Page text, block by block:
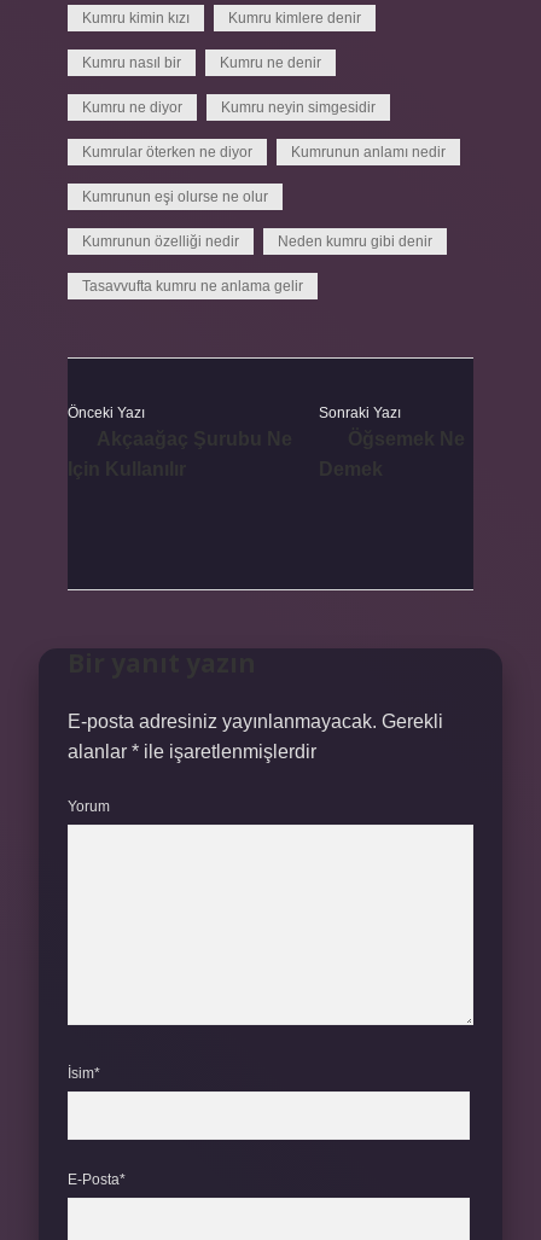
Kumru kimin kızı Kumru kimlere denir
Kumru nasıl bir Kumru ne denir
Kumru ne diyor Kumru neyin simgesidir
Kumrular öterken ne diyor Kumrunun anlamı nedir
Kumrunun eşi olurse ne olur
Kumrunun özelliği nedir Neden kumru gibi denir
Tasavvufta kumru ne anlama gelir
Önceki Yazı Sonraki Yazı
E-posta adresiniz yayınlanmayacak. Gerekli
alanlar * ile işaretlenmişlerdir
Yorum
İsim*
E-Posta*